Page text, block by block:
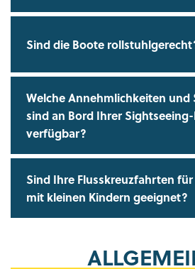
Sind die Boote
Welche Annehmlichkeiten und
sind an Bord Ihrer
verfügbar?
Sind Ihre Flusskreuzfahrten für
mit kleinen Kindern geeignet?